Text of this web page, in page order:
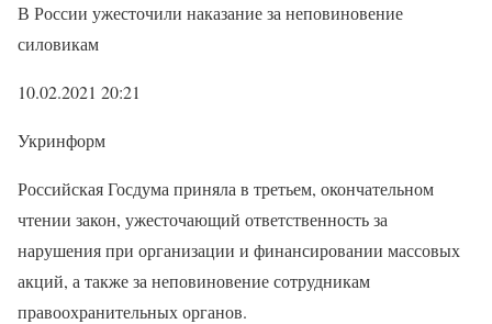
В России ужесточили наказание за неповиновение
силовикам
10.02.2021 20:21
Укринформ
Российская Госдума приняла в третьем, окончательном
чтении закон, ужесточающий ответственность за
нарушения при организации и финансировании массовых
акций, а также за неповиновение сотрудникам
правоохранительных органов.